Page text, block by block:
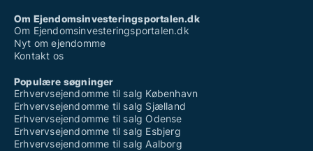
Om Ejendomsinvesteringsportalen.dk
Om Ejendomsinvesteringsportalen.dk
Nyt om ejendomme
Kontakt os
Populære søgninger
Erhvervsejendomme til salg København
Erhvervsejendomme til salg Sjælland
Erhvervsejendomme til salg Odense
Erhvervsejendomme til salg Esbjerg
Erhvervsejendomme til salg Aalborg